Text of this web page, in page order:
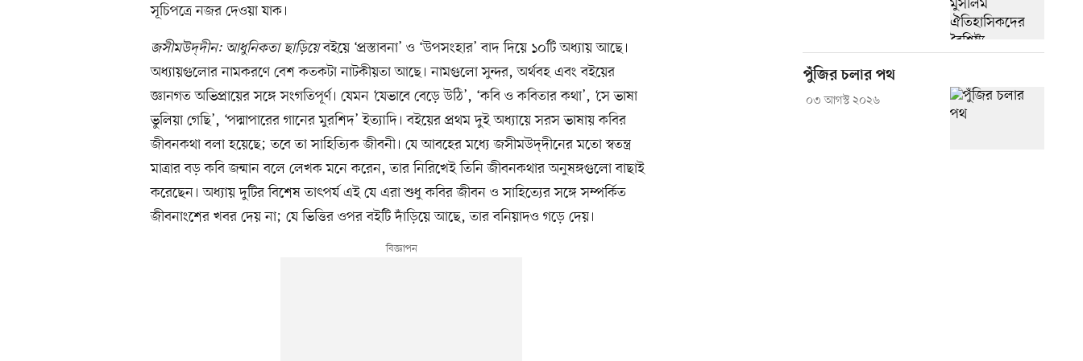
সূচিপত্রে নজর দেওয়া যাক।
জসীমউদ্‌দীন: আধুনিকতা ছাড়িয়েবইয়ে ‘প্রস্তাবনা’ ও ‘উপসংহার’ বাদ দিয়ে ১০টি অধ্যায় আছে।
অধ্যায়গুলোর নামকরণে বেশ কতকটা নাটকীয়তা আছে। নামগুলো সুন্দর, অর্থবহ এবং বইয়ের
জ্ঞানগত অভিপ্রায়ের সঙ্গে সংগতিপূর্ণ। যেমন ‘যেভাবে বেড়ে উঠি’, ‘কবি ও কবিতার কথা’, ‘সে ভাষা
ভুলিয়া গেছি’, ‘পদ্মাপারের গানের মুরশিদ’ ইত্যাদি। বইয়ের প্রথম দুই অধ্যায়ে সরস ভাষায় কবির
জীবনকথা বলা হয়েছে; তবে তা সাহিত্যিক জীবনী। যে আবহের মধ্যে জসীমউদ্‌দীনের মতো স্বতন্ত্র
মাত্রার বড় কবি জন্মান বলে লেখক মনে করেন, তার নিরিখেই তিনি জীবনকথার অনুষঙ্গগুলো বাছাই
করেছেন। অধ্যায় দুটির বিশেষ তাৎপর্য এই যে এরা শুধু কবির জীবন ও সাহিত্যের সঙ্গে সম্পর্কিত
জীবনাংশের খবর দেয় না; যে ভিত্তির ওপর বইটি দাঁড়িয়ে আছে, তার বনিয়াদও গড়ে দেয়।
পুঁজির চলার পথ
০৩ আগস্ট ২০২৬